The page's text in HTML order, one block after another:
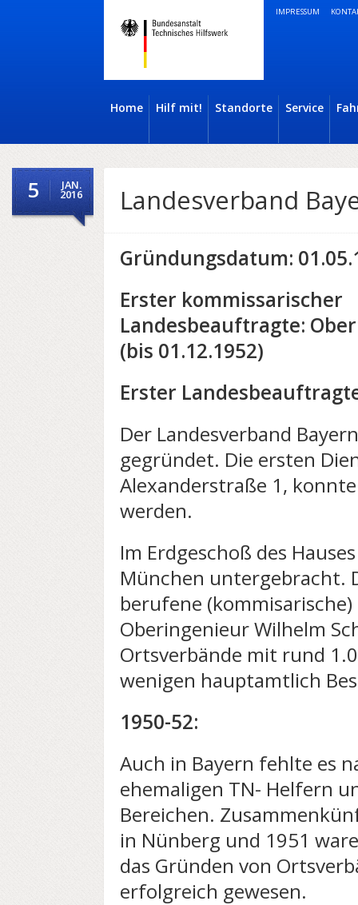
IMPRESSUM
Home Hilf mit! Standorte Service
5 JAN.
2016 Landesverband
Gründungsdatum:
Erster kommissarischer
Landesbeauftragte:
(bis 01.12.1952)
Erster
Der Landesverband
gegründet. Die ersten
Alexander­straße 1,
werden.
Im Erdgeschoß des
München untergebracht.
berufene
Oberingenieur Wilhelm
Ortsverbände mit rund
wenigen hauptamtlich
1950-52:
Auch in Bayern fehlte es
ehemaligen TN- Helfern
Bereichen.
in Nünberg und 1951
das Gründen von
erfolgreich gewesen.